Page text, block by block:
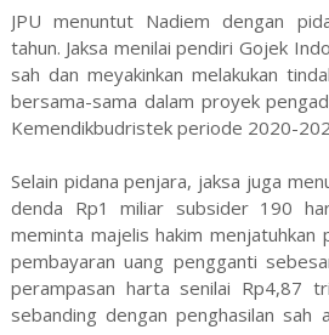
JPU menuntut Nadiem dengan
tahun. Jaksa menilai pendiri Gojek
sah dan meyakinkan melakukan
bersama-sama dalam proyek
Kemendikbudristek periode 2020-
Selain pidana penjara, jaksa juga
denda Rp1 miliar subsider 190
meminta majelis hakim menjatuhkan
pembayaran uang pengganti
perampasan harta senilai Rp4,87
sebanding dengan penghasilan sah